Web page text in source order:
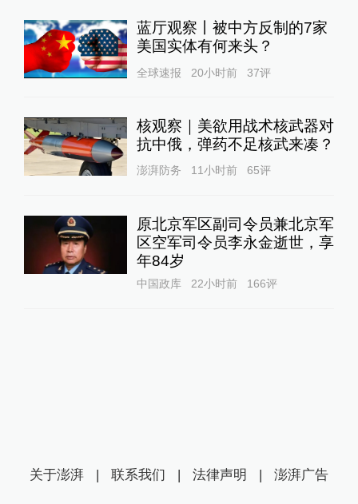
蓝厅观察丨被中方反制的7家
美国实体有何来头？
全球速报 20小时前 37评
核观察｜美欲用战术核武器对
抗中俄，弹药不足核武来凑？
澎湃防务 11小时前 65评
原北京军区副司令员兼北京军
区空军司令员李永金逝世，享
年84岁
中国政库 22小时前 166评
关于澎湃 | 联系我们 | 法律声明 | 澎湃广告